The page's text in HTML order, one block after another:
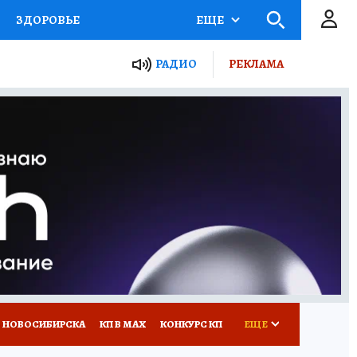
ЗДОРОВЬЕ
Я ЗНАЮ СЕМЬЯ
ЕЩЕ
РАДИО РЕКЛАМА
КП В МАХ КОНКУРС КП ЕЩЕ